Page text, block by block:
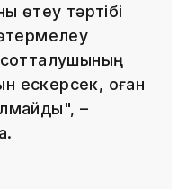
өтеу тәртібі
ескерсек, оған
–